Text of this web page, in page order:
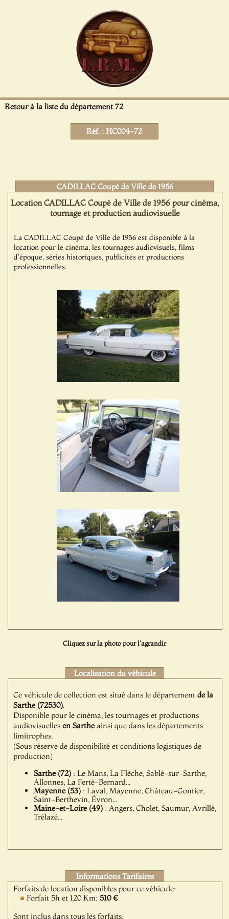
Retour à la liste du département 72
Réf. : HC004-72
CADILLAC Coupé de Ville de 1956
Location CADILLAC Coupé de Ville de 1956 pour cinéma,
tournage et production audiovisuelle
La CADILLAC Coupé de Ville de 1956 est disponible à la
location pour le cinéma, les tournages audiovisuels, films
d'époque, séries historiques, publicités et productions
professionnelles.
Cliquez sur la photo pour l'agrandir
Localisation du véhicule
Ce véhicule de collection est situé dans le départementde la
Sarthe (72530).
Disponible pour le cinéma, les tournages et productions
audiovisuellesen Sartheainsi que dans les départements
limitrophes.
(Sous réserve de disponibilité et conditions logistiques de
production)
Sarthe (72) : Le Mans, La Flèche, Sablé-sur-Sarthe,
Allonnes, La Ferté-Bernard...
Mayenne (53) : Laval, Mayenne, Château-Gontier,
Saint-Berthevin, Évron...
Maine-et-Loire (49) : Angers, Cholet, Saumur, Avrillé,
Trélazé...
Informations Tarifaires
Forfaits de location disponibles pour ce véhicule:
Forfait 5h et 120 Km:510 €
Sont inclus dans tous les forfaits: